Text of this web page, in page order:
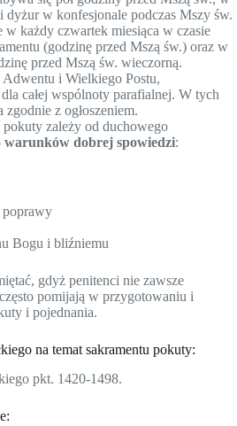
dyżur w konfesjonale podczas Mszy św.
każdy czwartek miesiąca w czasie
(godzinę przed Mszą św.) oraz w
przed Mszą św. wieczorną.
i Wielkiego Postu,
całej wspólnoty parafialnej. W tych
z ogłoszeniem.
zależy od duchowego
warunków dobrej spowiedzi:
poprawy
Bogu i bliźniemu
gdyż penitenci nie zawsze
pomijają w przygotowaniu i
i pojednania.
na temat sakramentu pokuty:
pkt. 1420-1498.